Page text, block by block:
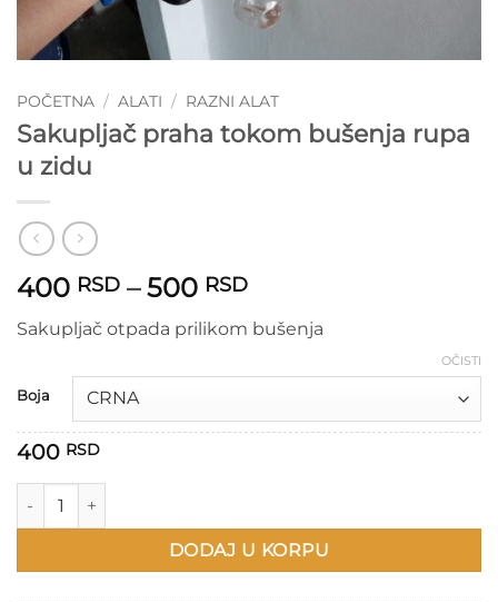
POČETNA / ALATI / RAZNI ALAT
Sakupljač praha tokom bušenja rupa
u zidu
400 RSD – 500 RSDRaspon
od
500 RSD
Sakupljač otpada prilikom bušenja
Boja
OČISTI
400 RSD
Sakupljač praha tokom bušenja rupa u zidu količina
DODAJ U KORPU